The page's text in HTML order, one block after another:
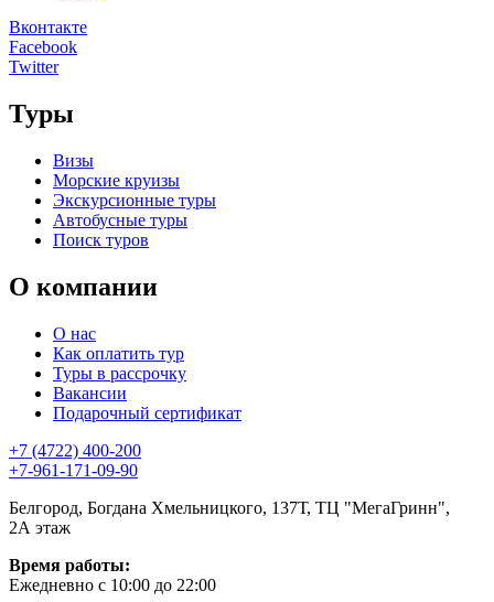
Вконтакте
Facebook
Twitter
Туры
Визы
Морские круизы
Экскурсионные туры
Автобусные туры
Поиск туров
О компании
О нас
Как оплатить тур
Туры в рассрочку
Вакансии
Подарочный сертификат
+7 (4722) 400-200
+7-961-171-09-90
Белгород, Богдана Хмельницкого, 137Т, ТЦ "МегаГринн",
2А этаж
Время работы:
Ежедневно с 10:00 до 22:00